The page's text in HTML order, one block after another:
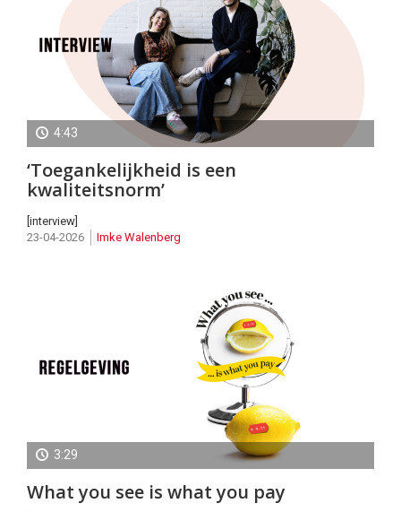
4:43
‘Toegankelijkheid is een
kwaliteitsnorm’
[interview]
23-04-2026
Imke Walenberg
3:29
What you see is what you pay